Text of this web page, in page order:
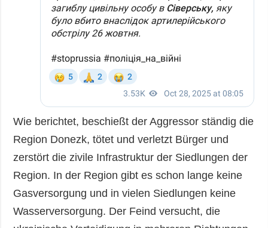
Wie berichtet, beschießt der Aggressor ständig die
Region Donezk, tötet und verletzt Bürger und
zerstört die zivile Infrastruktur der Siedlungen der
Region. In der Region gibt es schon lange keine
Gasversorgung und in vielen Siedlungen keine
Wasserversorgung. Der Feind versucht, die